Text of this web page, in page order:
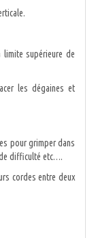
supérieure de
les dégaines et
pour grimper dans
difficulté etc….
cordes entre deux